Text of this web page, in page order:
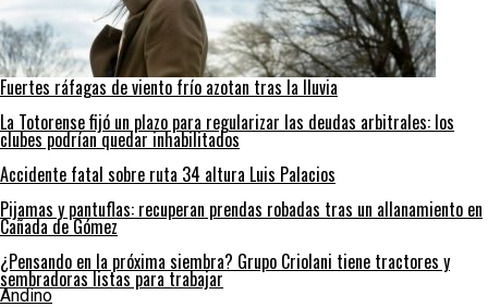
Fuertes ráfagas de viento frío azotan tras la lluvia
La Totorense fijó un plazo para regularizar las deudas arbitrales: los
clubes podrían quedar inhabilitados
Accidente fatal sobre ruta 34 altura Luis Palacios
Pijamas y pantuflas: recuperan prendas robadas tras un allanamiento en
Cañada de Gómez
¿Pensando en la próxima siembra? Grupo Criolani tiene tractores y
sembradoras listas para trabajar
Andino